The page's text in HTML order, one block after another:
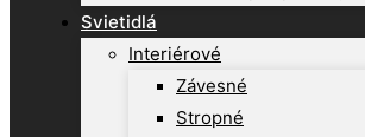
Svietidlá
Interiérové
Závesné
Stropné